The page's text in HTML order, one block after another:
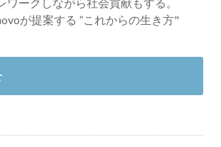
ワークしながら社会貢献もする。
が提案する ”これからの生き方"